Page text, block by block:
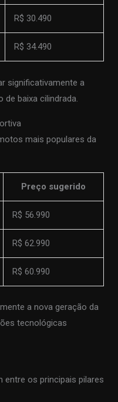
R$ 30.490
R$ 34.490
significativamente a
de baixa cilindrada.
mais populares da
Preço sugerido
R$ 56.990
R$ 62.990
R$ 60.990
a nova geração da
tecnológicas
entre os principais pilares